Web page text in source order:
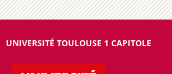
UNIVERSITÉ TOULOUSE 1 CAPITOLE